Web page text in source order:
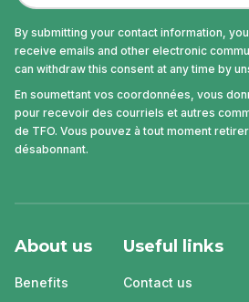
By submitting your contact information,
receive emails and other electronic
can withdraw this consent at any time by
En soumettant vos coordonnées, vous
pour recevoir des courriels et autres
de TFO. Vous pouvez à tout moment
désabonnant.
About us
Benefits
Useful links
Contact us